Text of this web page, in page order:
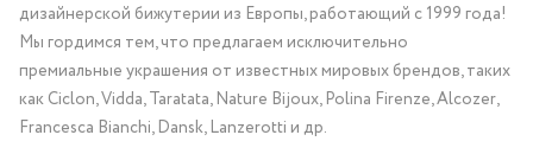
дизайнерской бижутерии из Европы, работающий с 1999 года!
Мы гордимся тем, что предлагаем исключительно
премиальные украшения от известных мировых брендов, таких
как Ciclon, Vidda, Taratata, Nature Bijoux, Polina Firenze, Alcozer,
Francesca Bianchi, Dansk, Lanzerotti и др.